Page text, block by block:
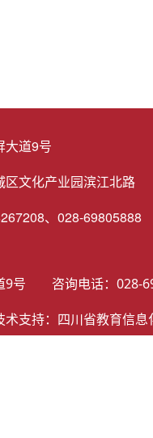
大道9号
文化产业园滨江北路
、028-69805888
道9号 咨询电话：
支持： 四川省教育信